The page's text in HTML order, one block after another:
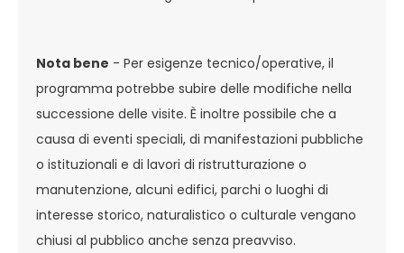
Nota bene - Per esigenze tecnico/operative, il
programma potrebbe subire delle modifiche nella
successione delle visite. È inoltre possibile che a
causa di eventi speciali, di manifestazioni pubbliche
o istituzionali e di lavori di ristrutturazione o
manutenzione, alcuni edifici, parchi o luoghi di
interesse storico, naturalistico o culturale vengano
chiusi al pubblico anche senza preavviso.